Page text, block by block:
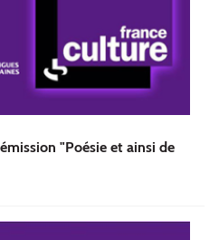
"Poésie et ainsi de